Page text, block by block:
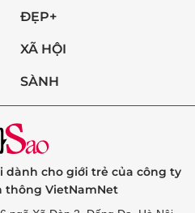
ĐẸP+
XÃ HỘI
SÀNH
dành cho giới trẻ của công ty
thông VietNamNet